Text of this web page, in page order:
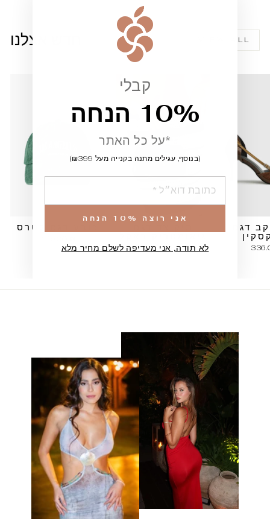
קבלי
10% הנחה
*על כל האתר
(בנוסף, עגילים מתנה בקנייה מעל ₪399)
אני רוצה 10% הנחה
לא תודה, אני מעדיפה לשלם מחיר מלא
חדש אצלנו VIEW ALL
כובע דגם לטרס
גיאומטריק באקל
210.00 ₪
דגם